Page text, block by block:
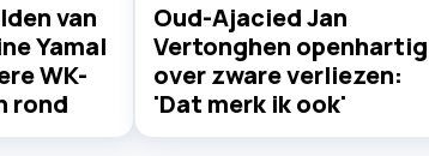
van
Yamal
WK-
rond
Oud-Ajacied Jan
Vertonghen openhartig
over zware verliezen:
'Dat merk ik ook'